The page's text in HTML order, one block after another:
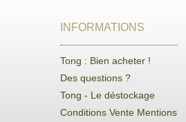
INFORMATIONS
Tong : Bien acheter !
Des questions ?
Tong - Le déstockage
Conditions Vente Mentions